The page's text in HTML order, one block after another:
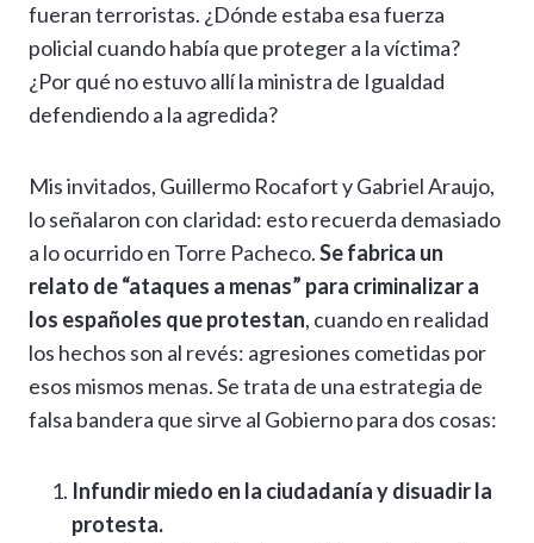
fueran terroristas. ¿Dónde estaba esa fuerza
policial cuando había que proteger a la víctima?
¿Por qué no estuvo allí la ministra de Igualdad
defendiendo a la agredida?
Mis invitados, Guillermo Rocafort y Gabriel Araujo,
lo señalaron con claridad: esto recuerda demasiado
a lo ocurrido en Torre Pacheco.Se fabrica un
relato de “ataques a menas” para criminalizar a
los españoles que protestan, cuando en realidad
los hechos son al revés: agresiones cometidas por
esos mismos menas. Se trata de una estrategia de
falsa bandera que sirve al Gobierno para dos cosas:
Infundir miedo en la ciudadanía y disuadir la
protesta.